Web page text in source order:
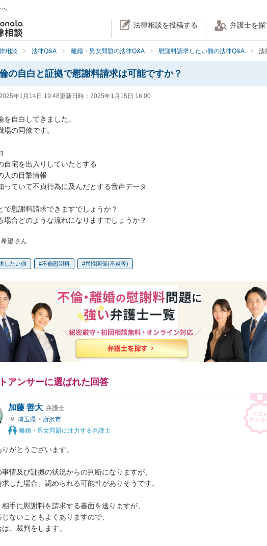
へ
法律相談を投稿する 弁護士を探
相談 法律Q&A 離婚・男女問題の法律Q&A 慰謝料請求したい側の法律Q&A 法
の自白と証拠で慰謝料請求は可能ですか？
年1月14日 19:48更新日時： 2025年1月15日 16:00
を自白してきました。
場の同僚です。
自宅を出入りしていたとする
人の目撃情報
っていて不貞行為に及んだとする音声データ
で慰謝料請求できますでしょうか？
場合どのような流れになりますでしょうか？
希望 さん
したい側 不倫慰謝料 異性関係(不貞等)
アンサーに選ばれた回答
加藤 善大 弁護士
埼玉県 > 所沢市
離婚・男女問題に注力する弁護士
がとうございます。
情及び証拠の状況からの判断になりますが、
した場合、認められる可能性がありそうです。
相手に慰謝料を請求する書面を送りますが、
ないこともよくありますので、
、裁判をします。